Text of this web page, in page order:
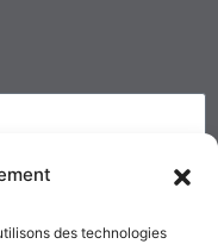
des technologies